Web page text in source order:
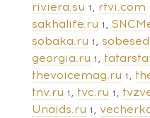
riviera.su 1 rtvi.com
sakhalife.ru 1
sobaka.ru 1
georgia.ru 1
thevoicemag.ru 1
tnv.ru 1 tvc.ru 1
Unaids.ru 1